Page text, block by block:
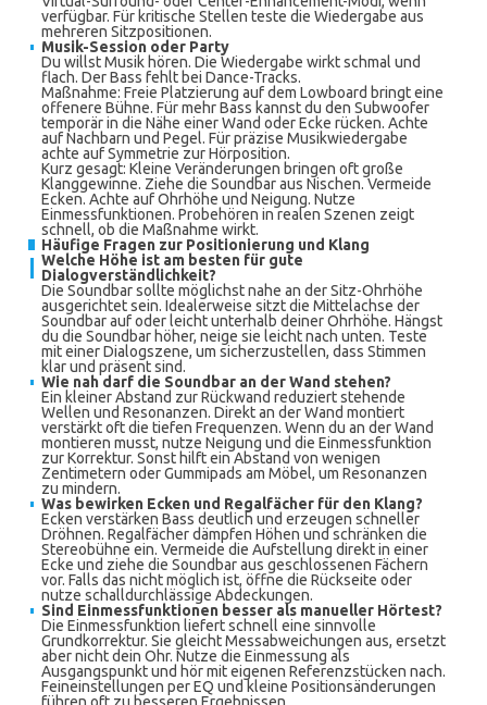
verfügbar. Für kritische Stellen teste die Wiedergabe aus
mehreren Sitzpositionen.
Musik-Session oder Party
Du willst Musik hören. Die Wiedergabe wirkt schmal und
flach. Der Bass fehlt bei Dance-Tracks.
Maßnahme: Freie Platzierung auf dem Lowboard bringt eine
offenere Bühne. Für mehr Bass kannst du den Subwoofer
temporär in die Nähe einer Wand oder Ecke rücken. Achte
auf Nachbarn und Pegel. Für präzise Musikwiedergabe
achte auf Symmetrie zur Hörposition.
Kurz gesagt: Kleine Veränderungen bringen oft große
Klanggewinne. Ziehe die Soundbar aus Nischen. Vermeide
Ecken. Achte auf Ohrhöhe und Neigung. Nutze
Einmessfunktionen. Probehören in realen Szenen zeigt
schnell, ob die Maßnahme wirkt.
Häufige Fragen zur Positionierung und Klang
Welche Höhe ist am besten für gute
Dialogverständlichkeit?
Die Soundbar sollte möglichst nahe an der Sitz-Ohrhöhe
ausgerichtet sein. Idealerweise sitzt die Mittelachse der
Soundbar auf oder leicht unterhalb deiner Ohrhöhe. Hängst
du die Soundbar höher, neige sie leicht nach unten. Teste
mit einer Dialogszene, um sicherzustellen, dass Stimmen
klar und präsent sind.
Wie nah darf die Soundbar an der Wand stehen?
Ein kleiner Abstand zur Rückwand reduziert stehende
Wellen und Resonanzen. Direkt an der Wand montiert
verstärkt oft die tiefen Frequenzen. Wenn du an der Wand
montieren musst, nutze Neigung und die Einmessfunktion
zur Korrektur. Sonst hilft ein Abstand von wenigen
Zentimetern oder Gummipads am Möbel, um Resonanzen
zu mindern.
Was bewirken Ecken und Regalfächer für den Klang?
Ecken verstärken Bass deutlich und erzeugen schneller
Dröhnen. Regalfächer dämpfen Höhen und schränken die
Stereobühne ein. Vermeide die Aufstellung direkt in einer
Ecke und ziehe die Soundbar aus geschlossenen Fächern
vor. Falls das nicht möglich ist, öffne die Rückseite oder
nutze schalldurchlässige Abdeckungen.
Sind Einmessfunktionen besser als manueller Hörtest?
Die Einmessfunktion liefert schnell eine sinnvolle
Grundkorrektur. Sie gleicht Messabweichungen aus, ersetzt
aber nicht dein Ohr. Nutze die Einmessung als
Ausgangspunkt und hör mit eigenen Referenzstücken nach.
Feineinstellungen per EQ und kleine Positionsänderungen